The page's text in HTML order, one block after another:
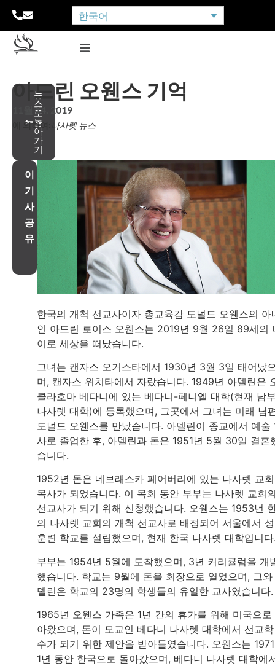
한국어
뉴
스
로
돌
아
가
기
아드린 오웬스 기억
11월 14, 2019
에 의하여: 나사렛 뉴스
이
기
사
공
유
한국의 개척 선교사이자 총교육감 도널드 오웬스의 아
인 아드린 로이스 오웬스는 2019년 9월 26일 89세의
이로 세상을 떠났습니다.
그녀는 캔자스 오거스타에서 1930년 3월 3일 태어났
며, 캔자스 위치타에서 자랐습니다. 1949년 아델린은
클라호마 베다니에 있는 베다니-페니엘 대학(현재 남
나사렛 대학)에 등록했으며, 그곳에서 그녀는 미래 남
도널드 오웬스를 만났습니다. 아델린이 종교에서 예술
사로 졸업한 후, 아델린과 돈은 1951년 5월 30일 결혼
습니다.
1952년 돈은 네브래스카 페어버리에 있는 나사렛 교
목사가 되었습니다. 이 목회 동안 부부는 나사렛 교회
선교사가 되기 위해 신청했습니다. 오웬스는 1953년
의 나사렛 교회의 개척 선교사로 배정되어 서울에서
훈련 학교를 설립했으며, 현재 한국 나사렛 대학입니
부부는 1954년 5월에 도착했으며, 3년 커리큘럼을 개
했습니다. 학교는 9월에 돈을 회장으로 열었으며, 그와
델린은 학교의 23명의 학생들의 유일한 교사였습니다.
1965년 오웬스 가족은 1년 간의 휴가를 위해 미국으로
아왔으며, 돈이 모교인 베다니 나사렛 대학에서 선교
수가 되기 위한 제안을 받아들였습니다. 오웬스는
1년 동안 한국으로 돌아갔으며, 베다니 나사렛 대학에